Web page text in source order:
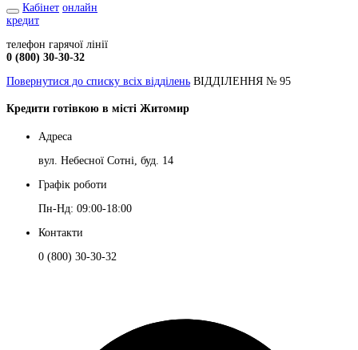
Кабінет онлайн
кредит
телефон гарячої лінії
0 (800) 30-30-32
Повернутися до списку всіх відділень ВІДДІЛЕННЯ № 95
Кредити готівкою в місті Житомир
Адреса
вул. Небесної Сотні, буд. 14
Графік роботи
Пн-Нд: 09:00-18:00
Контакти
0 (800) 30-30-32